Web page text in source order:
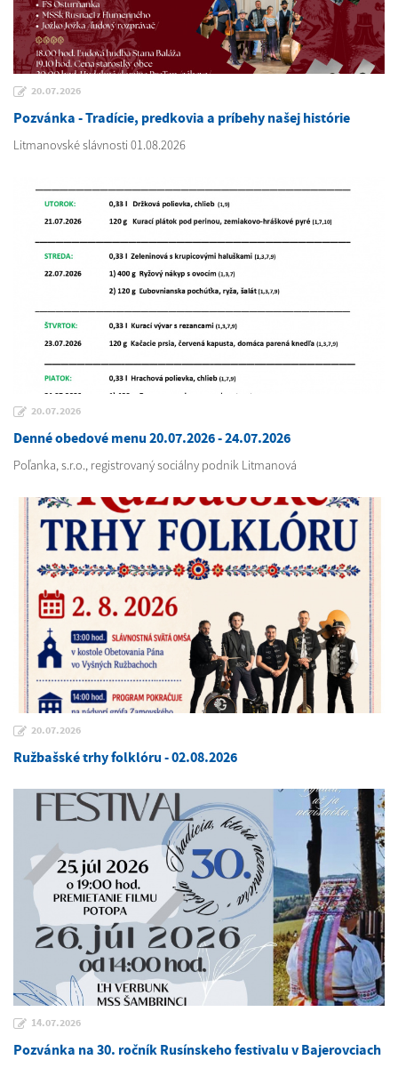
20.07.2026
Pozvánka - Tradície, predkovia a príbehy našej histórie
Litmanovské slávnosti 01.08.2026
20.07.2026
Denné obedové menu 20.07.2026 - 24.07.2026
Poľanka, s.r.o., registrovaný sociálny podnik Litmanová
20.07.2026
Ružbašské trhy folklóru - 02.08.2026
14.07.2026
Pozvánka na 30. ročník Rusínskeho festivalu v Bajerovciach